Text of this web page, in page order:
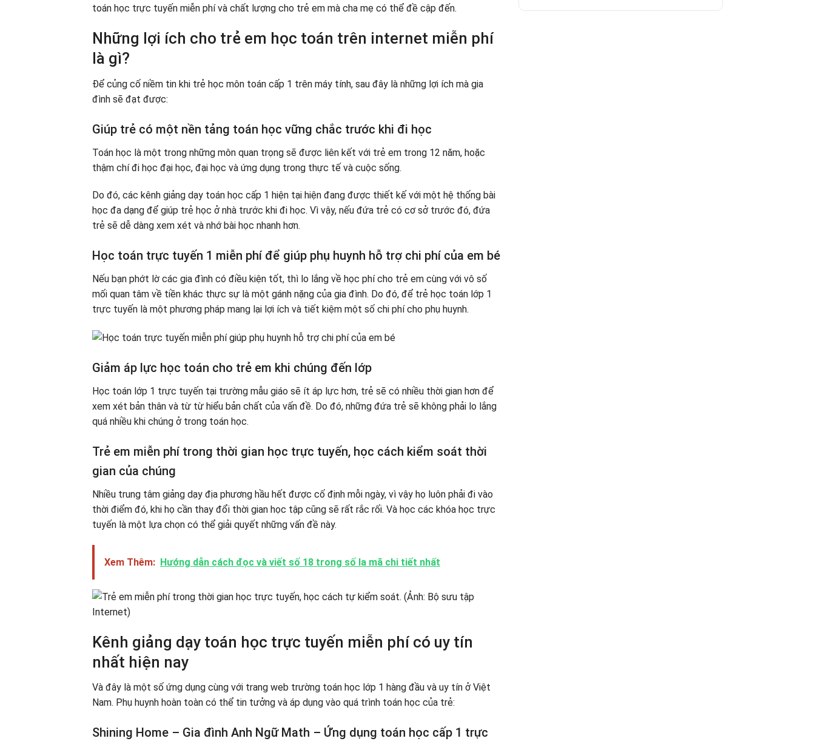
Trẻ em học toán lớp 1 trực tuyến với trang web toán học – olm.vn
Bí quyết để giúp trẻ học toán lớp 1 trực tuyến hiệu quả hơn
toán học trực tuyến miễn phí và chất lượng cho trẻ em mà cha mẹ có thể đề cập đến.
Những lợi ích cho trẻ em học toán trên internet miễn phí
là gì?
Để củng cố niềm tin khi trẻ học môn toán cấp 1 trên máy tính, sau đây là những lợi ích mà gia
đình sẽ đạt được:
Giúp trẻ có một nền tảng toán học vững chắc trước khi đi học
Toán học là một trong những môn quan trọng sẽ được liên kết với trẻ em trong 12 năm, hoặc
thậm chí đi học đại học, đại học và ứng dụng trong thực tế và cuộc sống.
Do đó, các kênh giảng dạy toán học cấp 1 hiện tại hiện đang được thiết kế với một hệ thống bài
học đa dạng để giúp trẻ học ở nhà trước khi đi học. Vì vậy, nếu đứa trẻ có cơ sở trước đó, đứa
trẻ sẽ dễ dàng xem xét và nhớ bài học nhanh hơn.
Học toán trực tuyến 1 miễn phí để giúp phụ huynh hỗ trợ chi phí của em bé
Nếu bạn phớt lờ các gia đình có điều kiện tốt, thì lo lắng về học phí cho trẻ em cùng với vô số
mối quan tâm về tiền khác thực sự là một gánh nặng của gia đình. Do đó, để trẻ học toán lớp 1
trực tuyến là một phương pháp mang lại lợi ích và tiết kiệm một số chi phí cho phụ huynh.
Giảm áp lực học toán cho trẻ em khi chúng đến lớp
Học toán lớp 1 trực tuyến tại trường mẫu giáo sẽ ít áp lực hơn, trẻ sẽ có nhiều thời gian hơn để
xem xét bản thân và từ từ hiểu bản chất của vấn đề. Do đó, những đứa trẻ sẽ không phải lo lắng
quá nhiều khi chúng ở trong toán học.
Trẻ em miễn phí trong thời gian học trực tuyến, học cách kiểm soát thời
gian của chúng
Nhiều trung tâm giảng dạy địa phương hầu hết được cố định mỗi ngày, vì vậy họ luôn phải đi vào
thời điểm đó, khi họ cần thay đổi thời gian học tập cũng sẽ rất rắc rối. Và học các khóa học trực
tuyến là một lựa chọn có thể giải quyết những vấn đề này.
Xem Thêm: Hướng dẫn cách đọc và viết số 18 trong số la mã chi tiết nhất
Kênh giảng dạy toán học trực tuyến miễn phí có uy tín
nhất hiện nay
Và đây là một số ứng dụng cùng với trang web trường toán học lớp 1 hàng đầu và uy tín ở Việt
Nam. Phụ huynh hoàn toàn có thể tin tưởng và áp dụng vào quá trình toán học của trẻ:
Shining Home – Gia đình Anh Ngữ Math – Ứng dụng toán học cấp 1 trực